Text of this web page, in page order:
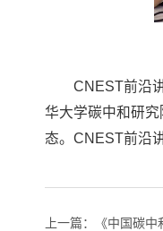
CNEST前沿
华大学碳中和研
态。CNEST前沿
上一篇：
《中国碳